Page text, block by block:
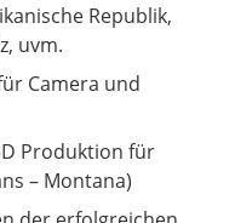
Republik,
uvm.
Camera und
Produktion für
– Montana)